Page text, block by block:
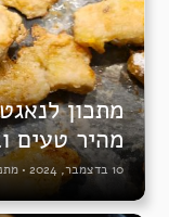
מתכון
מהיר טעים
10 בדצמבר, 2024 •